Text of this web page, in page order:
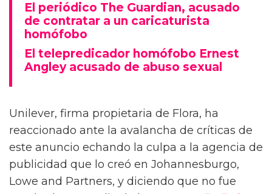
El periódico The Guardian, acusado
de contratar a un caricaturista
homófobo
El telepredicador homófobo Ernest
Angley acusado de abuso sexual
Unilever, firma propietaria de Flora, ha
reaccionado ante la avalancha de críticas de
este anuncio echando la culpa a la agencia de
publicidad que lo creó en Johannesburgo,
Lowe and Partners, y diciendo que no fue